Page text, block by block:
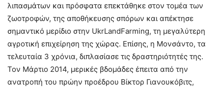
λιπασμάτων και πρόσφατα επεκτάθηκε στον τομέα των
ζωοτροφών, της αποθήκευσης σπόρων και απέκτησε
σημαντικό μερίδιο στην UkrLandFarming, τη μεγαλύτερη
αγροτική επιχείρηση της χώρας. Επίσης, η Μονσάντο, τα
τελευταία 3 χρόνια, διπλασίασε τις δραστηριότητές της.
Τον Μάρτιο 2014, μερικές βδομάδες έπειτα από την
ανατροπή του πρώην προέδρου Βίκτορ Γιανουκόβιτς,